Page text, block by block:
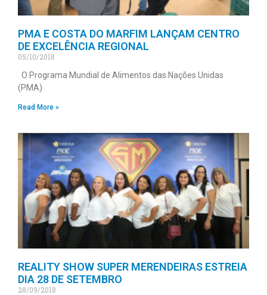
PMA E COSTA DO MARFIM LANÇAM CENTRO
DE EXCELÊNCIA REGIONAL
05/10/2018
O Programa Mundial de Alimentos das Nações Unidas
(PMA)
Read More »
REALITY SHOW SUPER MERENDEIRAS ESTREIA
DIA 28 DE SETEMBRO
28/09/2018